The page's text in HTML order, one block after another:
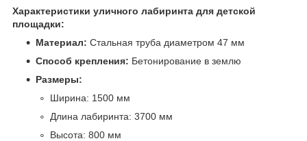
Характеристики уличного лабиринта для детской
площадки:
Материал: Стальная труба диаметром 47 мм
Способ крепления: Бетонирование в землю
Размеры:
Ширина: 1500 мм
Длина лабиринта: 3700 мм
Высота: 800 мм